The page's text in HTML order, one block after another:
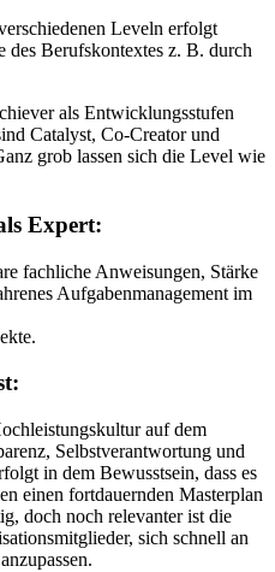
Leveln erfolgt
des Berufskontextes z. B. durch
als Entwicklungsstufen
Catalyst, Co-Creator und
grob lassen sich die Level wie
Expert:
fachliche Anweisungen, Stärke
Aufgabenmanagement im
auf dem
Selbstverantwortung und
in dem Bewusstsein, dass es
einen fortdauernden Masterplan
doch noch relevanter ist die
sich schnell an